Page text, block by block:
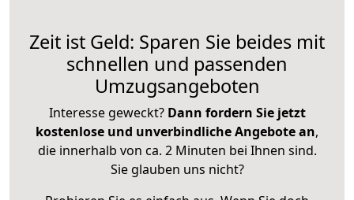
Zeit ist Geld: Sparen Sie beides mit
schnellen und passenden
Umzugsangeboten
Interesse geweckt? Dann fordern Sie jetzt
kostenlose und unverbindliche Angebote an,
die innerhalb von ca. 2 Minuten bei Ihnen sind.
Sie glauben uns nicht?